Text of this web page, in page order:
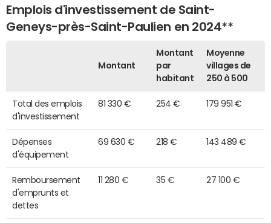
Emplois d'investissement de Saint-
Geneys-près-Saint-Paulien en 2024**
Montant
Montant
par
habitant
Moyenne
villages de
250 à 500
Total des emplois
d'investissement
81 330 € 254 € 179 951 €
Dépenses
d'équipement
69 630 € 218 € 143 489 €
Remboursement
d'emprunts et
dettes
11 280 € 35 € 27 100 €